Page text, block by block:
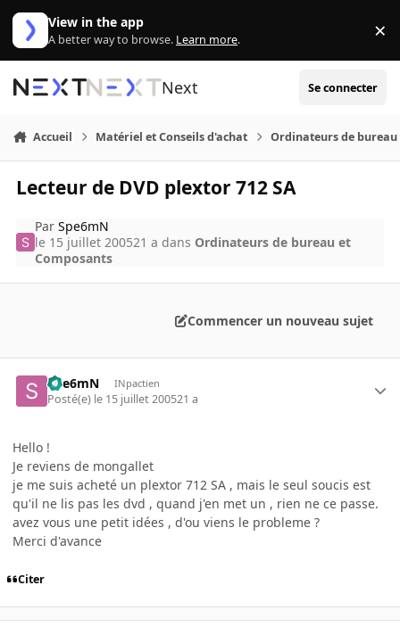
Aller au contenu
View in the app
A better way to browse. Learn more. ×
Next Se connecter
Accueil Matériel et Conseils d'achat Ordinateurs de bureau
Lecteur de DVD plextor 712 SA
ParSpe6mN
le 15 juillet 200521 a dans Ordinateurs de bureau et
Composants
Commencer un nouveau sujet
Spe6mN INpactien
Posté(e) le 15 juillet 200521 a
Hello !
Je reviens de mongallet
je me suis acheté un plextor 712 SA , mais le seul soucis est
qu'il ne lis pas les dvd , quand j'en met un , rien ne ce passe.
avez vous une petit idées , d'ou viens le probleme ?
Merci d'avance
Citer